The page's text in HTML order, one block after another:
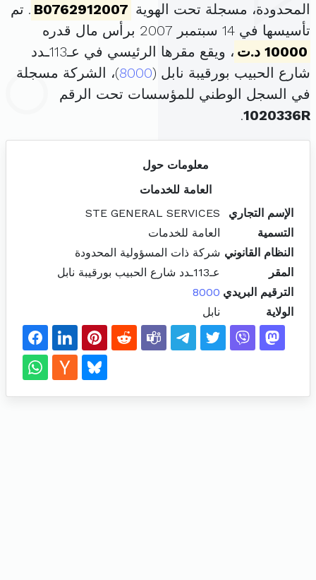
المحدودة، مسجلة تحت الهوية B0762912007 . تم
تأسيسها في 14 سبتمبر 2007 برأس مال قدره
10000 د.ت
، ويقع مقرها الرئيسي في عـ113ـدد
شارع الحبيب بورقيبة نابل (8000)، الشركة مسجلة
في السجل الوطني للمؤسسات تحت الرقم
1020336R
.
معلومات حول
العامة للخدمات
الإسم التجاري
STE GENERAL SERVICES
التسمية
العامة للخدمات
النظام القانوني شركة ذات المسؤولية المحدودة
المقر
عـ113ـدد شارع الحبيب بورقيبة نابل
الترقيم البريدي 8000
الولاية
نابل